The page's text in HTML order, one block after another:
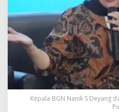
r
k
a
n
P
e
r
a
n
N
a
Kepala BGN Nanik S Deyang